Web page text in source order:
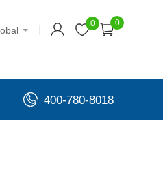
0 0
400-780-8018